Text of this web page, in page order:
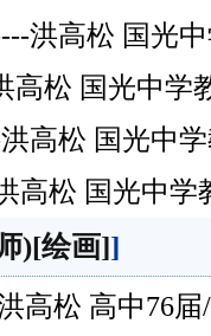
洪高松 国光
高松 国光中学
高松 国光中
高松 国光中学
)[绘画]]
高松 高中76